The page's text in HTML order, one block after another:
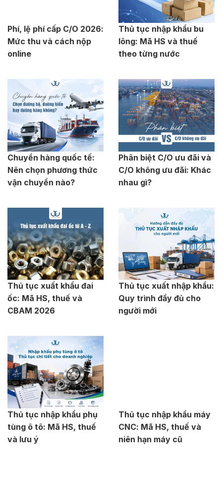
Phí, lệ phí cấp C/O 2026:
Mức thu và cách nộp
online
Thủ tục nhập khẩu bu
lông: Mã HS và thuế
theo từng nước
Chuyển hàng quốc tế:
Nên chọn phương thức
vận chuyển nào?
Phân biệt C/O ưu đãi và
C/O không ưu đãi: Khác
nhau gì?
Thủ tục xuất khẩu đai
ốc: Mã HS, thuế và
CBAM 2026
Thủ tục xuất nhập khẩu:
Quy trình đầy đủ cho
người mới
Thủ tục nhập khẩu phụ
tùng ô tô: Mã HS, thuế
và lưu ý
Thủ tục nhập khẩu máy
CNC: Mã HS, thuế và
niên hạn máy cũ